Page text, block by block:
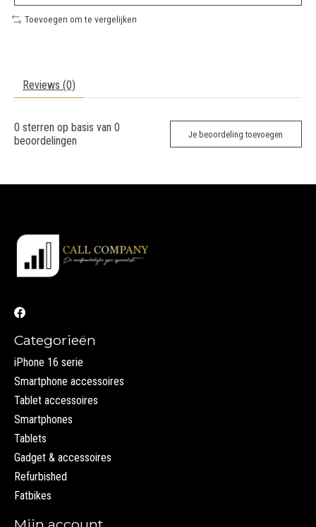
Toevoegen om te vergelijken
Reviews (0)
0 sterren op basis van 0
beoordelingen
Je beoordeling toevoegen
Categorieën
iPhone 16 serie
Smartphone accessoires
Tablet accessoires
Smartphones
Tablets
Gadget & accessoires
Refurbished
Fatbikes